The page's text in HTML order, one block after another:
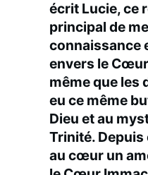
écrit Lucie, ce
principal de
connaissance
envers le
même que les
eu ce même
Dieu et au
Trinité.
au cœur un